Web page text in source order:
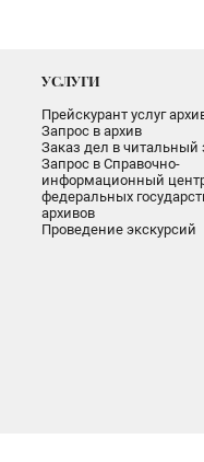
УСЛУГИ
Прейскурант услуг
Запрос в архив
Заказ дел в читальный
Запрос в Справочно-
информационный
федеральных
архивов
Проведение экскурсий